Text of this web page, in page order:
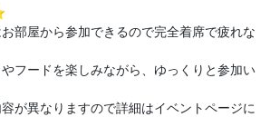
部屋から参加できるので完全着席で疲れな
フードを楽しみながら、ゆっくりと参加い
容が異なりますので詳細はイベントページに